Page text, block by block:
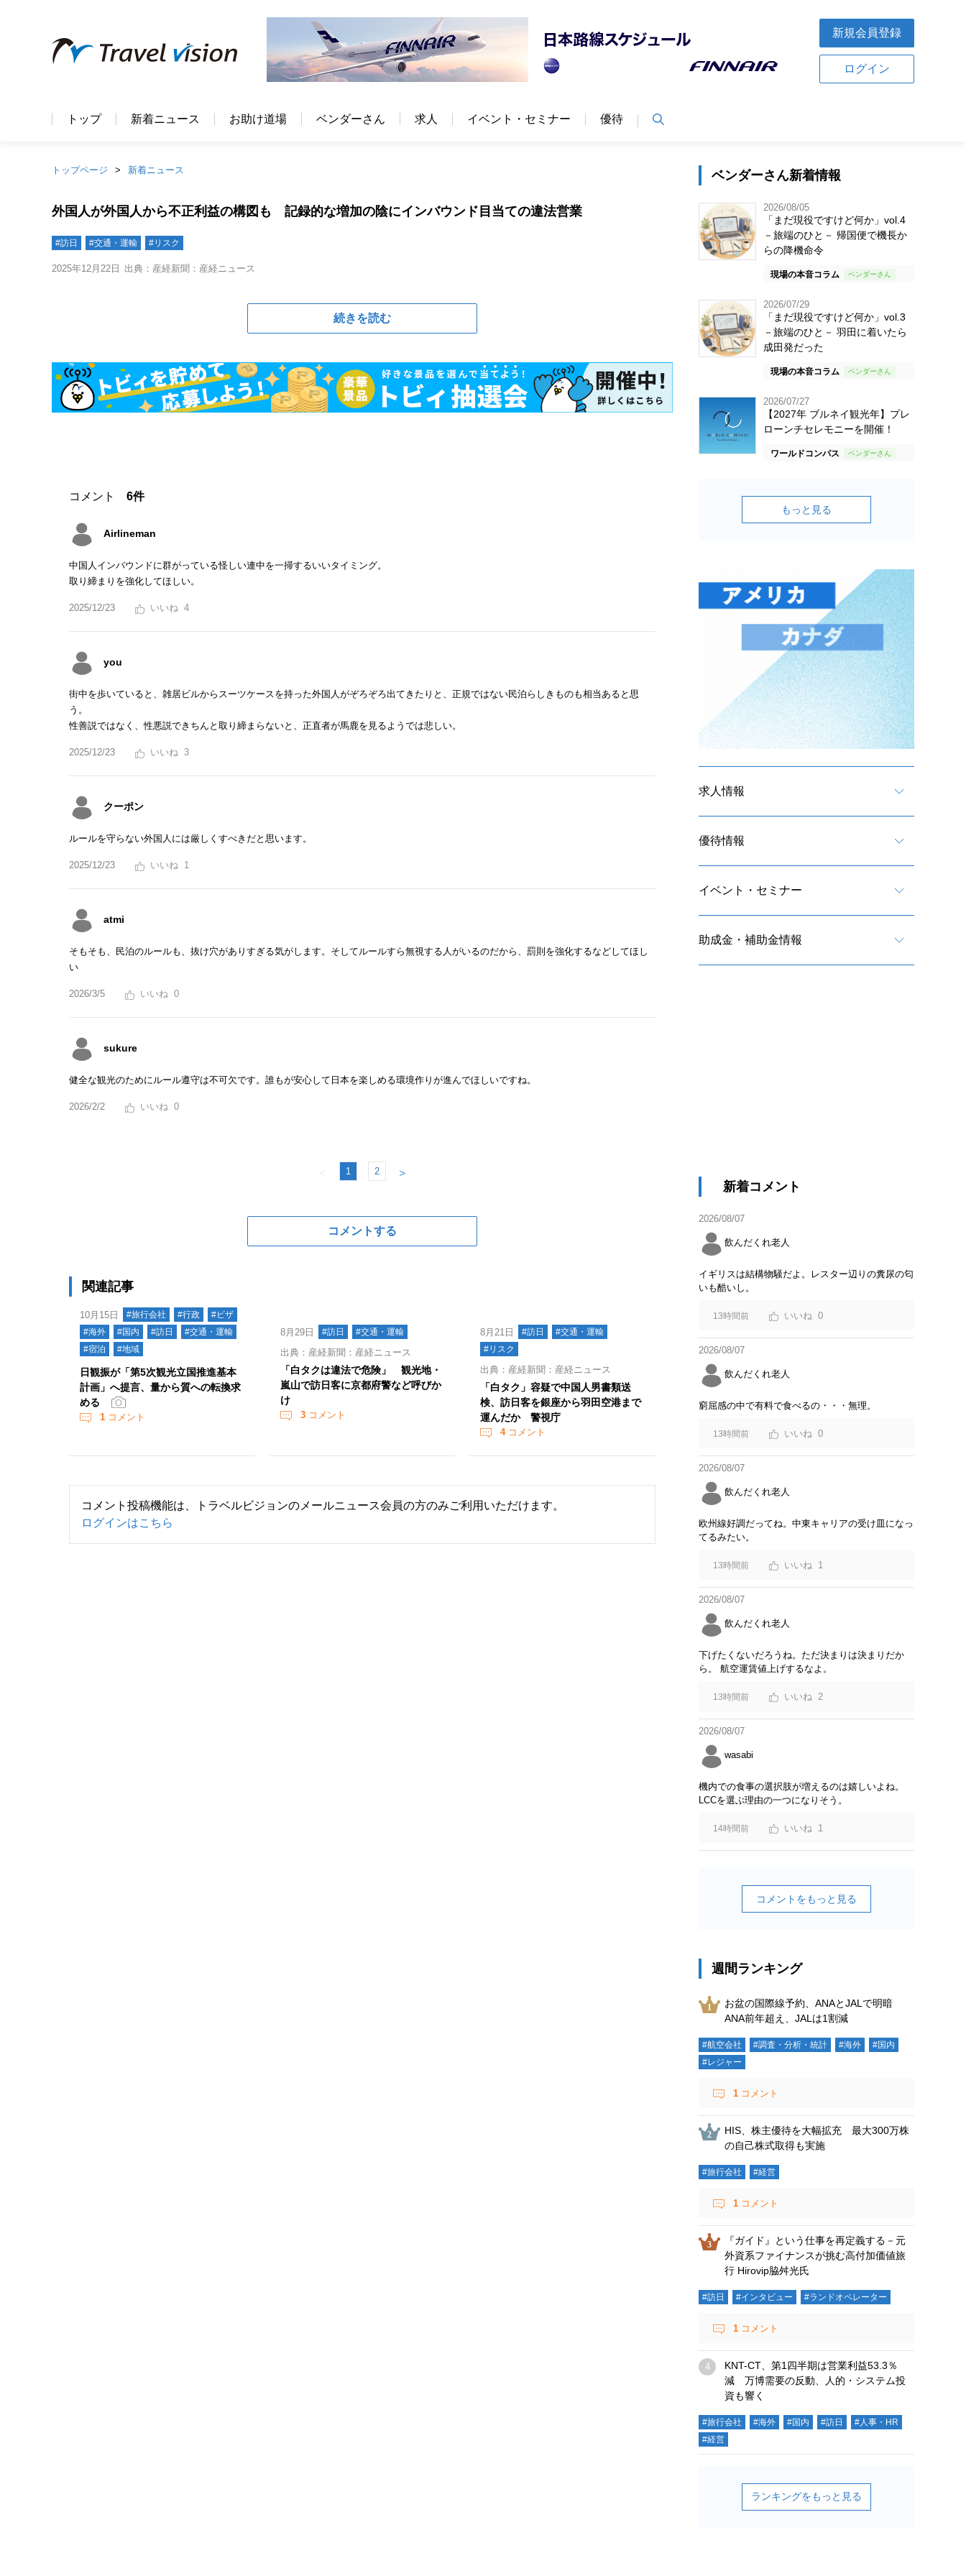
新規会員登録
ログイン
トップ 新着ニュース お助け道場 ベンダーさん 求人 イベント・セミナー 優待
トップページ 新着ニュース
外国人が外国人から不正利益の構図も 記録的な増加の陰にインバウンド目当ての違法営業
#訪日 #交通・運輸 #リスク
2025年12月22日 出典：産経新聞：産経ニュース
続きを読む
コメント 6件
Airlineman
中国人インバウンドに群がっている怪しい連中を一掃するいいタイミング。
取り締まりを強化してほしい。
2025/12/23 4
you
街中を歩いていると、雑居ビルからスーツケースを持った外国人がぞろぞろ出てきたりと、正規ではない民泊らしきものも相当あると思
う。
性善説ではなく、性悪説できちんと取り締まらないと、正直者が馬鹿を見るようでは悲しい。
2025/12/23 3
クーポン
ルールを守らない外国人には厳しくすべきだと思います。
2025/12/23 1
atmi
そもそも、民泊のルールも、抜け穴がありすぎる気がします。そしてルールすら無視する人がいるのだから、罰則を強化するなどしてほし
い
2026/3/5 0
sukure
健全な観光のためにルール遵守は不可欠です。誰もが安心して日本を楽しめる環境作りが進んでほしいですね。
2026/2/2 0
＜ 1 2 ＞
コメントする
関連記事
10月15日 #旅行会社 #行政
#ビザ
#海外
#国内 #訪日
#交通・運輸
#宿泊
#地域
日観振が「第5次観光立国推進基本
計画」へ提言、量から質への転換求
める
1 コメント
8月29日 #訪日 #交通・運輸
出典：産経新聞：産経ニュース
「白タクは違法で危険」 観光地・
嵐山で訪日客に京都府警など呼びか
け
3コメント
8月21日 #訪日
#交通・運輸
#リスク
出典：産経新聞：産経ニュース
「白タク」容疑で中国人男書類送
検、訪日客を銀座から羽田空港まで
運んだか 警視庁
4コメント
コメント投稿機能は、トラベルビジョンのメールニュース会員の方のみご利用いただけます。
ログインはこちら
ベンダーさん新着情報
2026/08/05
「まだ現役ですけど何か」vol.4
－旅端のひと－ 帰国便で機長か
らの降機命令
現場の本音コラム
2026/07/29
「まだ現役ですけど何か」vol.3
－旅端のひと－ 羽田に着いたら
成田発だった
現場の本音コラム
2026/07/27
【2027年 ブルネイ観光年】プレ
ローンチセレモニーを開催！
ワールドコンパス
もっと見る
求人情報
優待情報
イベント・セミナー
助成金・補助金情報
新着コメント
2026/08/07
飲んだくれ老人
イギリスは結構物騒だよ。レスター辺りの糞尿の匂
いも酷いし。
13時間前 0
2026/08/07
飲んだくれ老人
窮屈感の中で有料で食べるの・・・無理。
13時間前 0
2026/08/07
飲んだくれ老人
欧州線好調だってね。中東キャリアの受け皿になっ
てるみたい。
13時間前 1
2026/08/07
飲んだくれ老人
下げたくないだろうね。ただ決まりは決まりだか
ら。 航空運賃値上げするなよ。
13時間前 2
2026/08/07
wasabi
機内での食事の選択肢が増えるのは嬉しいよね。
LCCを選ぶ理由の一つになりそう。
14時間前 1
コメントをもっと見る
週間ランキング
お盆の国際線予約、ANAとJALで明暗
ANA前年超え、JALは1割減
#航空会社 #調査・分析・統計 #海外
#国内
#レジャー
1 コメント
HIS、株主優待を大幅拡充 最大300万株
の自己株式取得も実施
#旅行会社 #経営
1 コメント
『ガイド』という仕事を再定義する－元
外資系ファイナンスが挑む高付加価値旅
行 Hirovip脇舛光氏
#訪日 #インタビュー #ランドオペレーター
1 コメント
KNT-CT、第1四半期は営業利益53.3％
減 万博需要の反動、人的・システム投
資も響く
#旅行会社 #海外 #国内 #訪日
#人事・HR
#経営